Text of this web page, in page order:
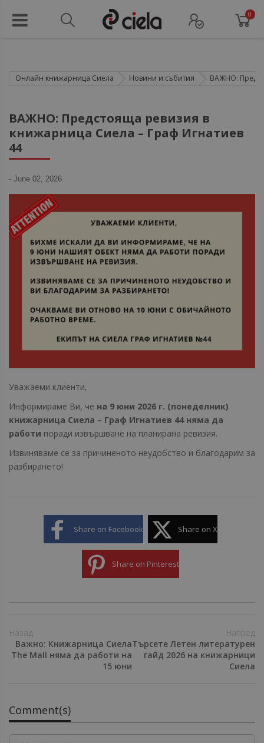
0
Онлайн книжарница Сиела Новини и събития ВАЖНО:
ВАЖНО: Предстояща ревизия в
книжарница Сиела – Граф Игнатиев
44
- June 02, 2026
Уважаеми клиенти,
Информираме Ви, че на 9 юни 2026 г. (понеделник)
книжарница Сиела – Граф Игнатиев 44 няма да
работи поради извършване на планирана ревизия.
Извиняваме се за причиненото неудобство и благодарим за
разбирането!
Share on Facebook Share on X
Share on Pinterest
Назад
Важно: Книжарница Сиела
The Mall няма да работи на
15 юни
Напред
Търсете Летен литературен
гайд 2026 на книжарници
Сиела
Comment(s)